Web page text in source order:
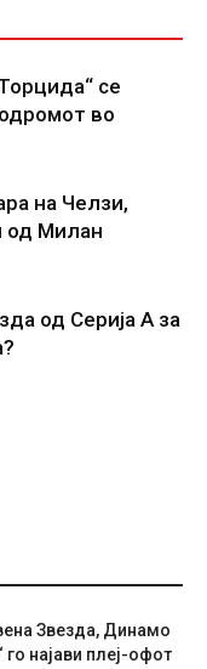
се
во
на Челзи,
од Милан
од Серија А за
Звезда, Динамо
го најави плеј-офот